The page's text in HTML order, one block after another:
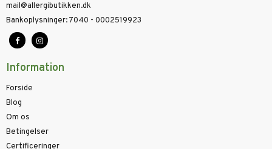
mail@allergibutikken.dk
Bankoplysninger:7040 - 0002519923
Information
Forside
Blog
Om os
Betingelser
Certificeringer